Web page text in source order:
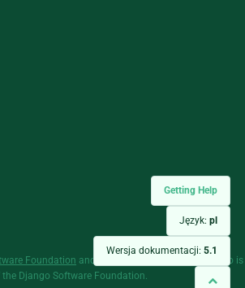
Getting Help
Język: pl
Wersja dokumentacji: 5.1
Foundation and individual contributors. Django is
the Django Software Foundation.